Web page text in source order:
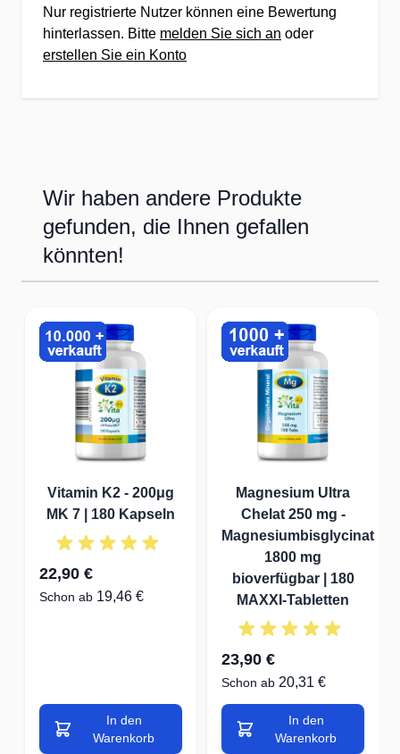
Nur registrierte Nutzer können eine Bewertung
hinterlassen. Bitte melden Sie sich an oder
erstellen Sie ein Konto
Wir haben andere Produkte
gefunden, die Ihnen gefallen
könnten!
Vitamin K2 - 200μg
MK 7 | 180 Kapseln
22,90 €
Schon ab 19,46 €
In den
Warenkorb
Magnesium Ultra
Chelat 250 mg -
Magnesiumbisglycinat
1800 mg
bioverfügbar | 180
MAXXI-Tabletten
23,90 €
Schon ab 20,31 €
In den
Warenkorb